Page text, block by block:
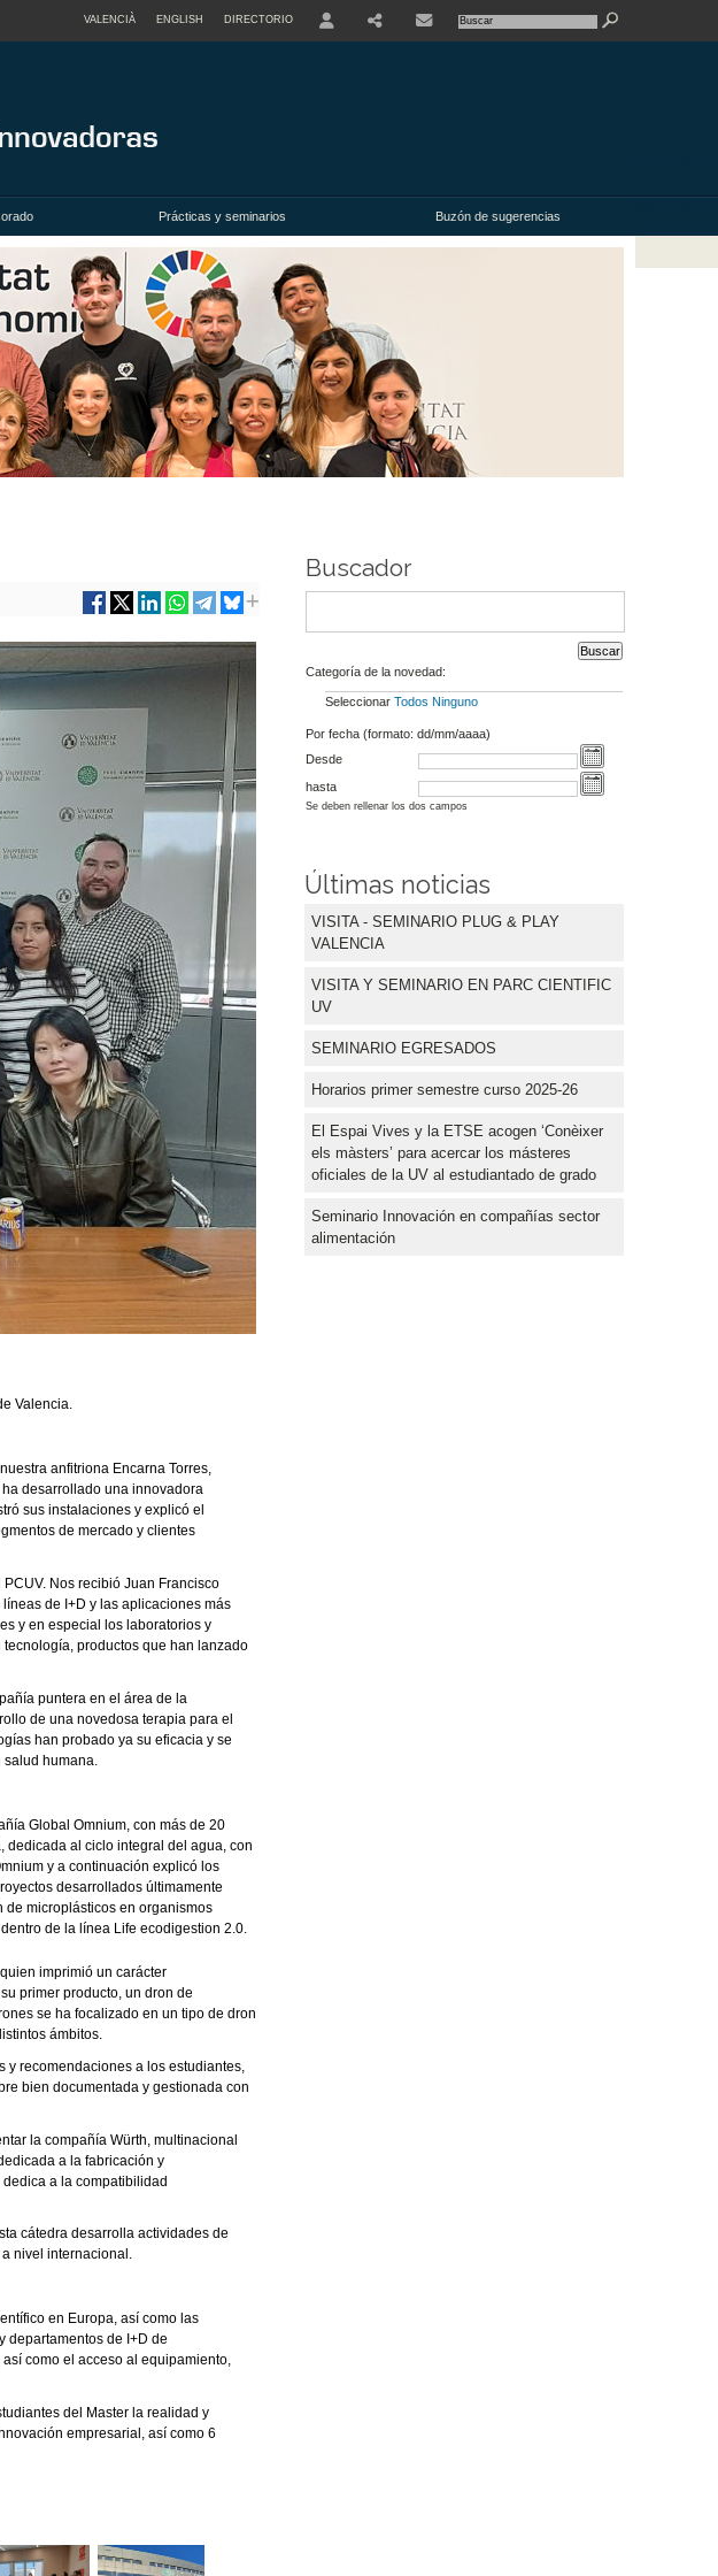
VALENCIÀ ENGLISH DIRECTORIO
Prácticas y seminarios Buzón de sugerencias
Valencia.
anfitriona Encarna Torres,
desarrollado una innovadora
sus instalaciones y explicó el
de mercado y clientes
Nos recibió Juan Francisco
de I+D y las aplicaciones más
y en especial los laboratorios y
productos que han lanzado
puntera en el área de la
de una novedosa terapia para el
han probado ya su eficacia y se
salud humana.
Global Omnium, con más de 20
al ciclo integral del agua, con
y a continuación explicó los
desarrollados últimamente
de microplásticos en organismos
de la línea Life ecodigestion 2.0.
imprimió un carácter
primer producto, un dron de
se ha focalizado en un tipo de dron
ámbitos.
recomendaciones a los estudiantes,
bien documentada y gestionada con
la compañía Würth, multinacional
a la fabricación y
a la compatibilidad
cátedra desarrolla actividades de
nivel internacional.
en Europa, así como las
departamentos de I+D de
como el acceso al equipamiento,
del Master la realidad y
empresarial, así como 6
Buscador
Categoría de la novedad:
Seleccionar Todos Ninguno
Por fecha (formato: dd/mm/aaaa)
Desde
hasta
Se deben rellenar los dos campos
Últimas noticias
VISITA - SEMINARIO PLUG & PLAY
VALENCIA
VISITA Y SEMINARIO EN PARC CIENTIFIC
UV
SEMINARIO EGRESADOS
Horarios primer semestre curso 2025-26
El Espai Vives y la ETSE acogen ‘Conèixer
els màsters’ para acercar los másteres
oficiales de la UV al estudiantado de grado
Seminario Innovación en compañías sector
alimentación